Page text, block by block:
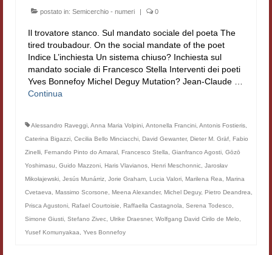
postato in: Semicerchio - numeri 0
Il trovatore stanco. Sul mandato sociale del poeta The
tired troubadour. On the social mandate of the poet
Indice L’inchiesta Un sistema chiuso? Inchiesta sul
mandato sociale di Francesco Stella Interventi dei poeti
Yves Bonnefoy Michel Deguy Mutation? Jean-Claude …
Continua
Alessandro Raveggi, Anna Maria Volpini, Antonella Francini, Antonis Fostieris,
Caterina Bigazzi, Cecilia Bello Minciacchi, David Gewanter, Dieter M. Gräf, Fabio
Zinelli, Fernando Pinto do Amaral, Francesco Stella, Gianfranco Agosti, Gōzō
Yoshimasu, Guido Mazzoni, Haris Vlavianos, Henri Meschonnic, Jarosłav
Mikołajewski, Jesús Munárriz, Jorie Graham, Lucia Valori, Marilena Rea, Marina
Cvetaeva, Massimo Scorsone, Meena Alexander, Michel Deguy, Pietro Deandrea,
Prisca Agustoni, Rafael Courtoisie, Raffaella Castagnola, Serena Todesco,
Simone Giusti, Stefano Zivec, Ulrike Draesner, Wolfgang David Cirilo de Melo,
Yusef Komunyakaa, Yves Bonnefoy